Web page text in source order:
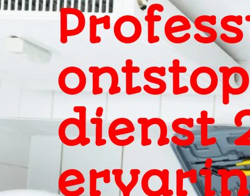
dienst